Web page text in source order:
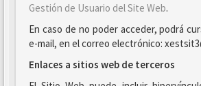
Gestión de Usuario del Site Web.
En caso de no poder acceder, podrá
e-mail, en el correo electrónico:
Enlaces a sitios web de terceros